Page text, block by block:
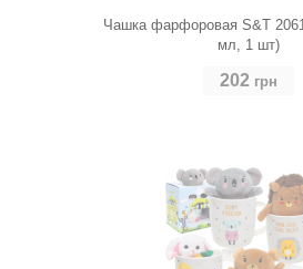
Чашка фарфоровая S&T
мл, 1 шт)
202 грн